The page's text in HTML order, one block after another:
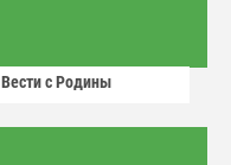
Вести с Родины